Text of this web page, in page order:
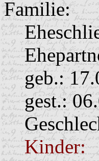
Familie:
geb.:
gest.:
Kinder: